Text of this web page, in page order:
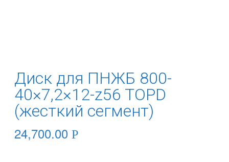
Диск для ПНЖБ 800-
40×7,2×12-z56 TOPD
(жесткий сегмент)
24,700.00Р